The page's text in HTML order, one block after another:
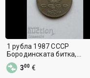
1 рубла 1987 СССР
Бородинската битка,
паметник
300 €